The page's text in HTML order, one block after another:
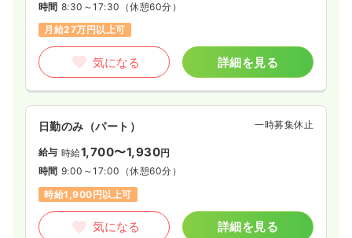
時間 8:30～17:30 （休憩60分）
月給27万円以上可
気になる 詳細を見る
日勤のみ（パート） 一時募集休止
給与 時給1,700〜1,930円
時間 9:00～17:00 （休憩60分）
時給1,900円以上可
気になる 詳細を見る